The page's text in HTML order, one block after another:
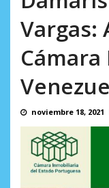
Vargas:
noviembre 18, 2021